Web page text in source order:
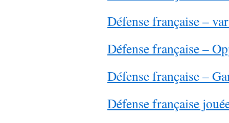
Défense française –
Défense française –
Défense française –
Défense française